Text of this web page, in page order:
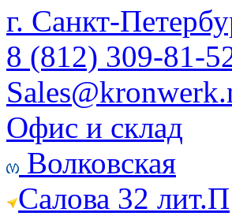
г. Санкт-
8 (812) 309-81-
Офис и склад
Волковская
Салова 32 лит.П